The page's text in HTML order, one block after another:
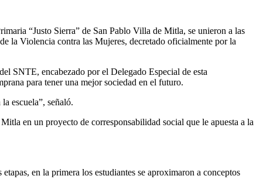
“Justo Sierra” de San Pablo Villa de Mitla, se unieron a las
la Violencia contra las Mujeres, decretado oficialmente por la
SNTE, encabezado por el Delegado Especial de esta
para tener una mejor sociedad en el futuro.
escuela”, señaló.
en un proyecto de corresponsabilidad social que le apuesta a la
en la primera los estudiantes se aproximaron a conceptos